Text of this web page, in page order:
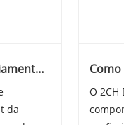
da
O